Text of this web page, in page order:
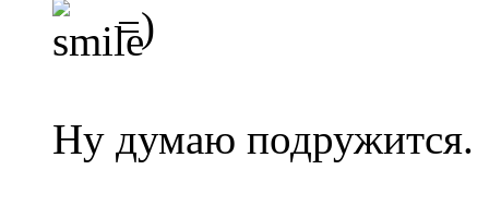
=)
Ну думаю подружится.